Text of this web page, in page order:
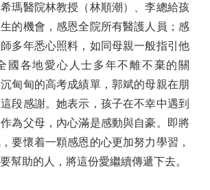
醫院林教授（林順潮）、李總給孩
的機會，感恩全院所有醫護人員；感
多年悉心照料，如同母親一般指引他
國各地愛心人士多年不離不棄的關
甸甸的高考成績單，郭斌的母親在朋
段感謝。她表示，孩子在不幸中遇到
為父母，內心滿是感動與自豪。即將
要懷着一顆感恩的心更加努力學習，
幫助的人，將這份愛繼續傳遞下去。